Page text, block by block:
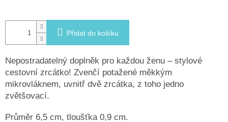
Přidat do košíku
Nepostradatelný doplněk pro každou ženu – stylové
cestovní zrcátko! Zvenčí potažené měkkým
mikrovláknem, uvnitř dvě zrcátka, z toho jedno
zvětšovací.
Průměr 6,5 cm, tloušťka 0,9 cm.